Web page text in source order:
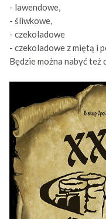
- lawendowe,
- śliwkowe,
- czekoladowe
- czekoladowe z miętą i
Będzie można nabyć też